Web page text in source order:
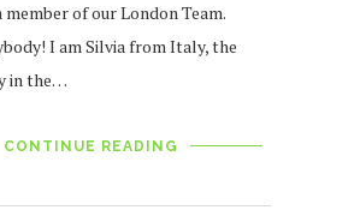
of our London Team.
I am Silvia from Italy, the
in the…
CONTINUE READING